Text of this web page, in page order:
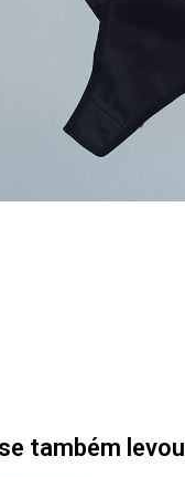
também levou